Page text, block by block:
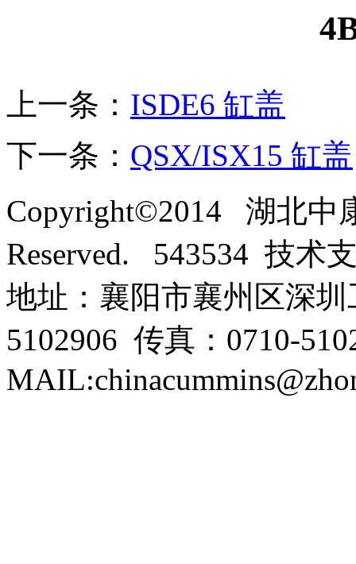
上一条： ISDE6 缸盖
下一条： QSX/ISX15 缸盖
Copyright©2014 湖北中
Reserved. 543534 技术
地址：襄阳市襄州区深
5102906 传真：0710-